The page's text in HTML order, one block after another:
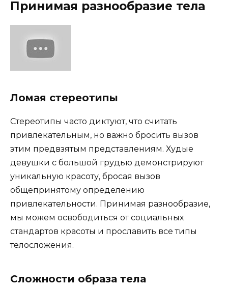
Принимая разнообразие тела
Ломая стереотипы
Стереотипы часто диктуют, что считать
привлекательным, но важно бросить вызов
этим предвзятым представлениям. Худые
девушки с большой грудью демонстрируют
уникальную красоту, бросая вызов
общепринятому определению
привлекательности. Принимая разнообразие,
мы можем освободиться от социальных
стандартов красоты и прославить все типы
телосложения.
Сложности образа тела